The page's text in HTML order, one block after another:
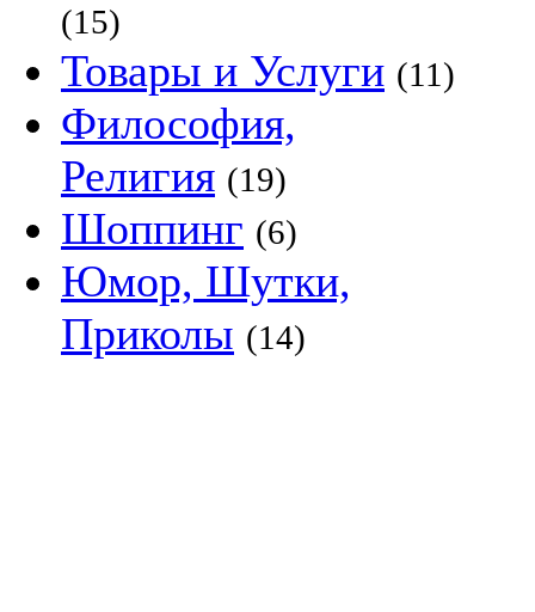
(15)
Товары и Услуги (11)
Философия,
Религия (19)
Шоппинг (6)
Юмор, Шутки,
Приколы (14)